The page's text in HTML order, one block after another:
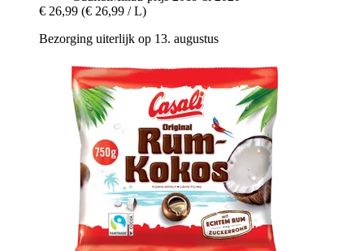
€ 26,99 (€ 26,99 / L)
Bezorging uiterlijk op 13. augustus